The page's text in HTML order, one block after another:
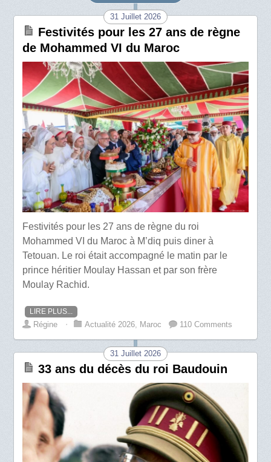
31 Juillet 2026
Festivités pour les 27 ans de règne
de Mohammed VI du Maroc
Festivités pour les 27 ans de règne du roi
Mohammed VI du Maroc à M’diq puis diner à
Tetouan. Le roi était accompagné le matin par le
prince héritier Moulay Hassan et par son frère
Moulay Rachid.
LIRE PLUS...
Régine ⋅ Actualité 2026 Maroc 110 Comments
31 Juillet 2026
33 ans du décès du roi Baudouin